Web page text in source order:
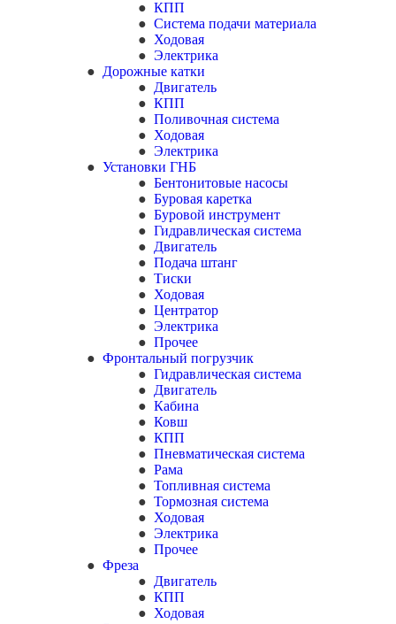
КПП
Система подачи материала
Ходовая
Электрика
Дорожные катки
Двигатель
КПП
Поливочная система
Ходовая
Электрика
Установки ГНБ
Бентонитовые насосы
Буровая каретка
Буровой инструмент
Гидравлическая система
Двигатель
Подача штанг
Тиски
Ходовая
Центратор
Электрика
Прочее
Фронтальный погрузчик
Гидравлическая система
Двигатель
Кабина
Ковш
КПП
Пневматическая система
Рама
Топливная система
Тормозная система
Ходовая
Электрика
Прочее
Фреза
Двигатель
КПП
Ходовая